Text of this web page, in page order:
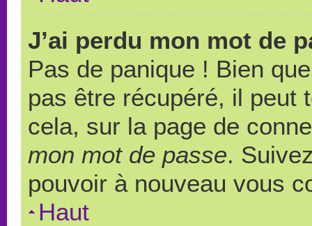
J’ai perdu mon mot de
Pas de panique ! Bien
pas être récupéré, il peut
cela, sur la page de
mon mot de passe.
pouvoir à nouveau vous
Haut